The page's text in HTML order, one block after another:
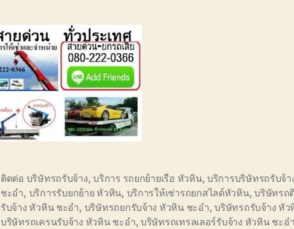
ติดต่อ บริษัทรถรับจ้าง,บริการ รถยกย้ายเรือ หัวหิน, บริการบริษัทรถรับจ้
ชะอำ, บริการรับยกย้าย หัวหิน, บริการให้เช่ารถยกสไลด์หัวหิน,บริษัทรถ
รับจ้าง หัวหิน ชะอำ, บริษัทรถยกรับจ้าง หัวหิน ชะอำ,บริษัทรถรับจ้าง หั
บริษัทรถเครนรับจ้าง หัวหิน ชะอำ, บริษัทรถเทรลเลอร์รับจ้าง หัวหิน ชะอ